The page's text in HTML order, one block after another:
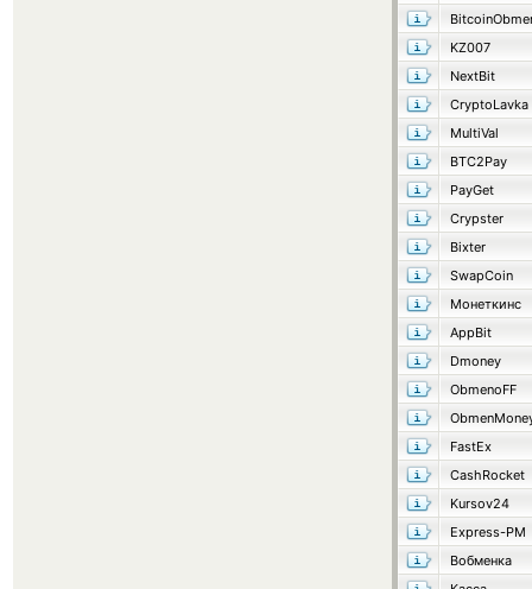
KZ007
NextBit
CryptoLavka
MultiVal
BTC2Pay
PayGet
Crypster
Bixter
SwapCoin
Монеткинс
AppBit
Dmoney
ObmenoFF
FastEx
CashRocket
Kursov24
Express-PM
Вобменка